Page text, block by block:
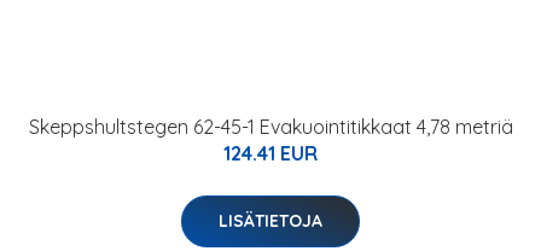
Skeppshultstegen 62-45-1 Evakuointitikkaat 4,78 metriä
124.41 EUR
LISÄTIETOJA